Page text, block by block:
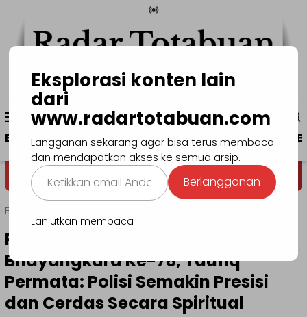
konten
Menu
Mobile
www.radartotabuan.com
Beranda Kotamobagu Bolmong Boltim
Dega' Niondon Selamat Datang
Beranda
Polda Sulut Doa Bersama HUT
Bhayangkara Ke-78, Taufiq
Permata: Polisi Semakin Presisi
dan Cerdas Secara Spiritual
Eksplorasi konten lain
dari
www.radartotabuan.com
Langganan sekarang agar bisa terus membaca
dan mendapatkan akses ke semua arsip.
Ketikkan
email
Anda...
Berlangganan
Lanjutkan membaca